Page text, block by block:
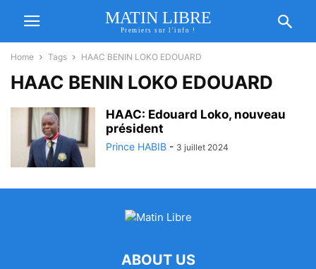
MATIN LIBRE
Premiers sur l'info !
Home Tags HAAC BENIN LOKO EDOUARD
HAAC BENIN LOKO EDOUARD
HAAC: Edouard Loko, nouveau
président
Prince HABIB - 3 juillet 2024
ABOUT US